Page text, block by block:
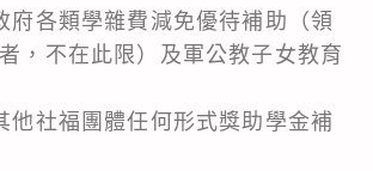
府各類學雜費減免優待補助（領
，不在此限）及軍公教子女教育
他社福團體任何形式獎助學金補